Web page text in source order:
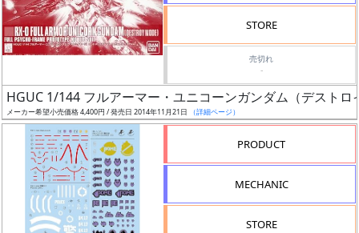
シ
ー
ズ・
STORE
売切れ
-
HGUC 1/144 フルアーマー・ユニコーンガンダム（デスト
メーカー希望小売価格 4,400円 / 発売日 2014年11月21日 （詳細ページ）
PRODUCT
MECHANIC
STORE